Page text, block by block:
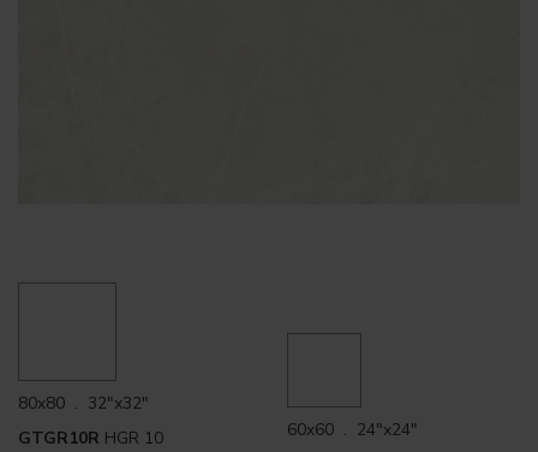
80x80 . 32"x32"
GTGR10R HGR 10
60x60 . 24"x24"